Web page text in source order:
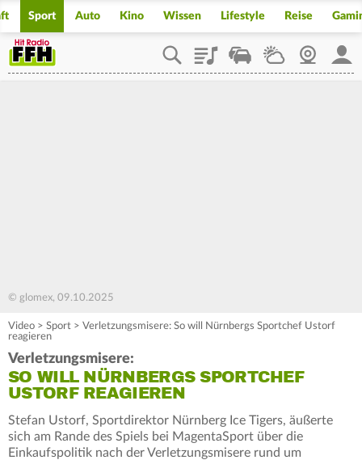
Sport Auto Kino Wissen Lifestyle Reise
PlaylistStaupilotWetterWebcam
© glomex, 09.10.2025
Video > Sport > Verletzungsmisere: So will Nürnbergs Sportchef Ustorf
reagieren
Verletzungsmisere:
SO WILL NÜRNBERGS SPORTCHEF
USTORF REAGIEREN
Stefan Ustorf, Sportdirektor Nürnberg Ice Tigers, äußerte
sich am Rande des Spiels bei MagentaSport über die
Einkaufspolitik nach der Verletzungsmisere rund um